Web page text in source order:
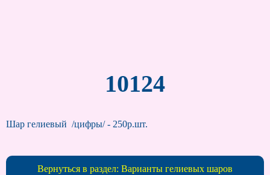
10124
Шар гелиевый /цифры/ - 250р.шт.
Вернуться в раздел: Варианты гелиевых шаров